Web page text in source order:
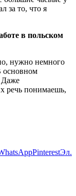
за то, что я
в польском
нужно немного
основном
Даже
речь понимаешь,
PinterestЭл.